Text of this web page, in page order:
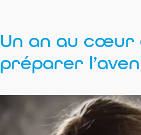
Un an au cœur
préparer